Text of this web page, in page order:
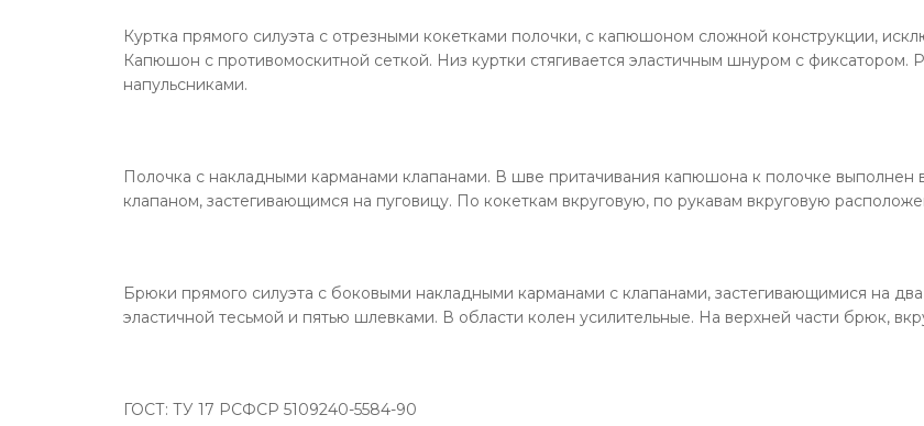
Куртка прямого силуэта с отрезными кокетками полочки, с капюшоном сложной конструкции,
Капюшон с противомоскитной сеткой. Низ куртки стягивается эластичным шнуром с фиксатором.
напульсниками.
Полочка с накладными карманами клапанами. В шве притачивания капюшона к полочке выполнен
клапаном, застегивающимся на пуговицу. По кокеткам вкруговую, по рукавам вкруговую
Брюки прямого силуэта с боковыми накладными карманами с клапанами, застегивающимися на
эластичной тесьмой и пятью шлевками. В области колен усилительные. На верхней части брюк,
ГОСТ: ТУ 17 РСФСР 5109240-5584-90